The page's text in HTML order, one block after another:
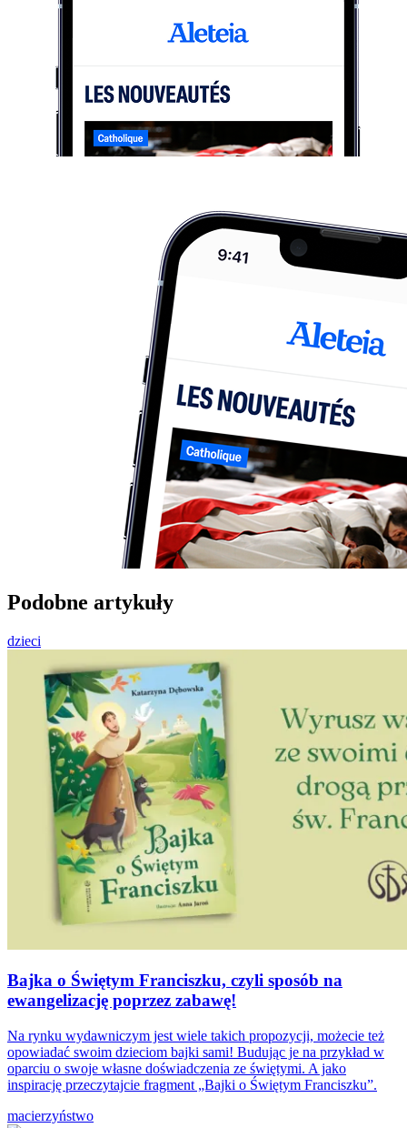
Podobne artykuły
dzieci
Bajka o Świętym Franciszku, czyli sposób na
ewangelizację poprzez zabawę!
Na rynku wydawniczym jest wiele takich propozycji, możecie też
opowiadać swoim dzieciom bajki sami! Budując je na przykład w
oparciu o swoje własne doświadczenia ze świętymi. A jako
inspirację przeczytajcie fragment „Bajki o Świętym Franciszku”.
macierzyństwo